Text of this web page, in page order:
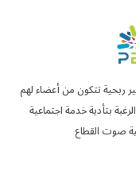
ربحية تتكون من أعضاء لهم
بتأدية خدمة اجتماعية
صوت القطاع